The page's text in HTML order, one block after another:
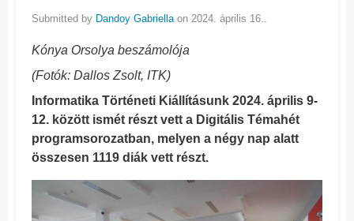
Submitted by Dandoy Gabriellaon 2024. április 16..
Kónya Orsolya beszámolója
(Fotók: Dallos Zsolt, ITK)
Informatika Történeti Kiállításunk 2024. április 9-
12. között ismét részt vett a Digitális Témahét
programsorozatban, melyen a négy nap alatt
összesen 1119 diák vett részt.